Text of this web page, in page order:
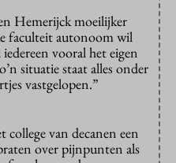
Hemerijck moeilijker
faculteit autonoom wil
vooral het eigen
situatie staat alles onder
vastgelopen.”
van decanen een
over pijnpunten als